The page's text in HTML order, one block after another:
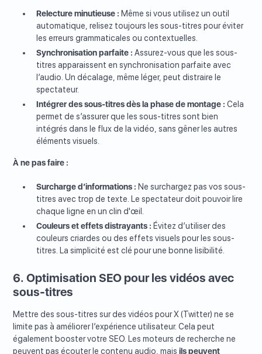
Relecture minutieuse : Même si vous utilisez un outil
automatique, relisez toujours les sous-titres pour éviter
les erreurs grammaticales ou contextuelles.
Synchronisation parfaite : Assurez-vous que les sous-
titres apparaissent en synchronisation parfaite avec
l’audio. Un décalage, même léger, peut distraire le
spectateur.
Intégrer des sous-titres dès la phase de montage : Cela
permet de s’assurer que les sous-titres sont bien
intégrés dans le flux de la vidéo, sans gêner les autres
éléments visuels.
À ne pas faire :
Surcharge d’informations : Ne surchargez pas vos sous-
titres avec trop de texte. Le spectateur doit pouvoir lire
chaque ligne en un clin d'œil.
Couleurs et effets distrayants : Évitez d’utiliser des
couleurs criardes ou des effets visuels pour les sous-
titres. La simplicité est clé pour une bonne lisibilité.
6. Optimisation SEO pour les vidéos avec
sous-titres
Mettre des sous-titres sur des vidéos pour X (Twitter) ne se
limite pas à améliorer l’expérience utilisateur. Cela peut
également booster votre SEO. Les moteurs de recherche ne
peuvent pas écouter le contenu audio, mais ils peuvent